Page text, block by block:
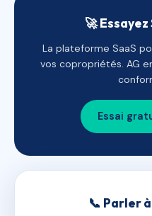
🚀
La plateforme SaaS
vos copropriétés. AG
Essai
📞 Parler